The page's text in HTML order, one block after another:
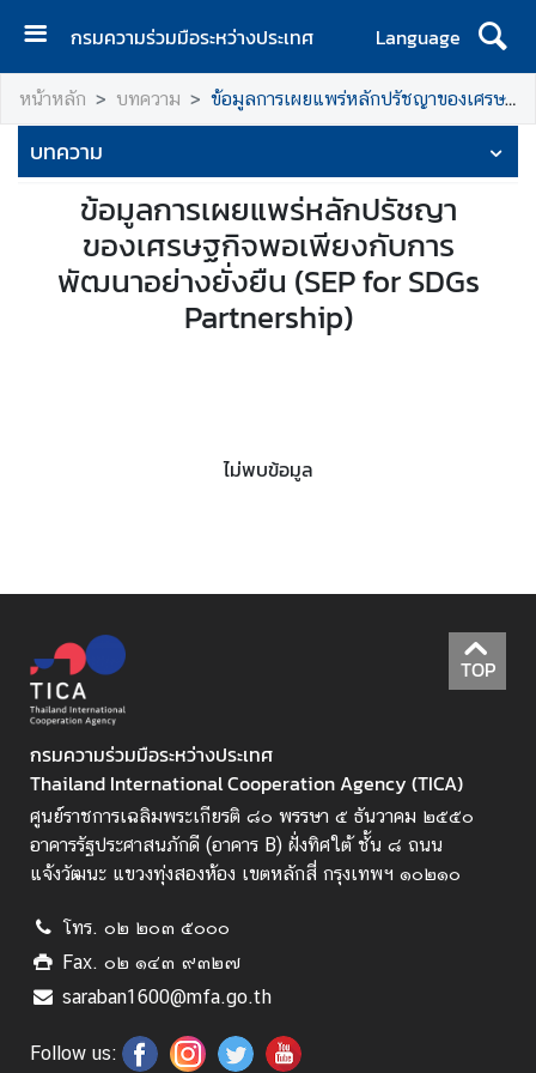
กรมความร่วมมือระหว่างประเทศ
Language
ห
น้
แ
เ
กี่
ว
า
ม
ร่
ว
ม
มื
อ
เ
อ
ก
ร
พั
หน้าหลัก บทความ ข้อมูลการเผยแพร่หลักปรัชญาของเศรษฐกิจพอเพียงกับการพัฒนาอย่างยั่งยืน (SEP for SDGs Partnership)
บทความ
ข้อมูลการเผยแพร่หลักปรัชญา
ของเศรษฐกิจพอเพียงกับการ
พัฒนาอย่างยั่งยืน (SEP for SDGs
Partnership)
ไม่พบข้อมูล
TOP
กรมความร่วมมือระหว่างประเทศ
Thailand International Cooperation Agency (TICA)
ศูนย์ราชการเฉลิมพระเกียรติ ๘๐ พรรษา ๕ ธันวาคม ๒๕๕๐
อาคารรัฐประศาสนภักดี (อาคาร B) ฝั่งทิศใต้ ชั้น ๘ ถนน
แจ้งวัฒนะ แขวงทุ่งสองห้อง เขตหลักสี่ กรุงเทพฯ ๑๐๒๑๐
โทร. ๐๒ ๒๐๓ ๕๐๐๐
Fax. ๐๒ ๑๔๓ ๙๓๒๗
saraban1600@mfa.go.th
Follow us: